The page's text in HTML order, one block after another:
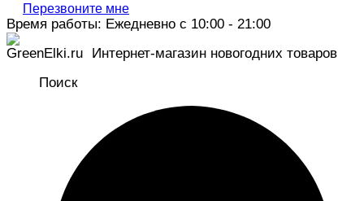
Перезвоните мне
Время работы: Ежедневно с 10:00 - 21:00
Интернет-магазин новогодних товаров
Поиск